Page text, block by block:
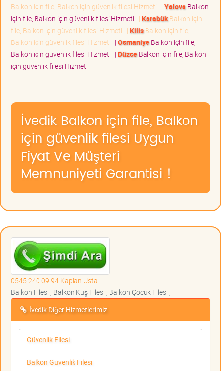
Balkon için file, Balkon için güvenlik filesi Hizmeti | Yalova Balkon
için file, Balkon için güvenlik filesi Hizmeti | KarabükBalkon için
file, Balkon için güvenlik filesi Hizmeti | KilisBalkon için file,
Balkon için güvenlik filesi Hizmeti | OsmaniyeBalkon için file,
Balkon için güvenlik filesi Hizmeti | DüzceBalkon için file, Balkon
için güvenlik filesi Hizmeti
İvedik Balkon için file, Balkon
için güvenlik filesi Uygun
Fiyat Ve Müşteri
Memnuniyeti Garantisi !
0545 240 09 94 Kaplan Usta
Balkon Filesi , Balkon Kuş Filesi , Balkon Çocuk Filesi ,
İvedik Diğer Hizmetlerimiz
Güvenlik Filesi
Balkon Güvenlik Filesi